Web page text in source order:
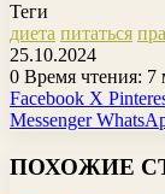
Теги
диета питаться
25.10.2024
0 Время чтения: 7
Facebook X
Messenger
ПОХОЖИЕ